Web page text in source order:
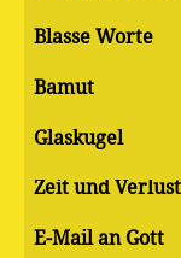
Blasse Worte
Bamut
Glaskugel
Zeit und
E-Mail an Gott